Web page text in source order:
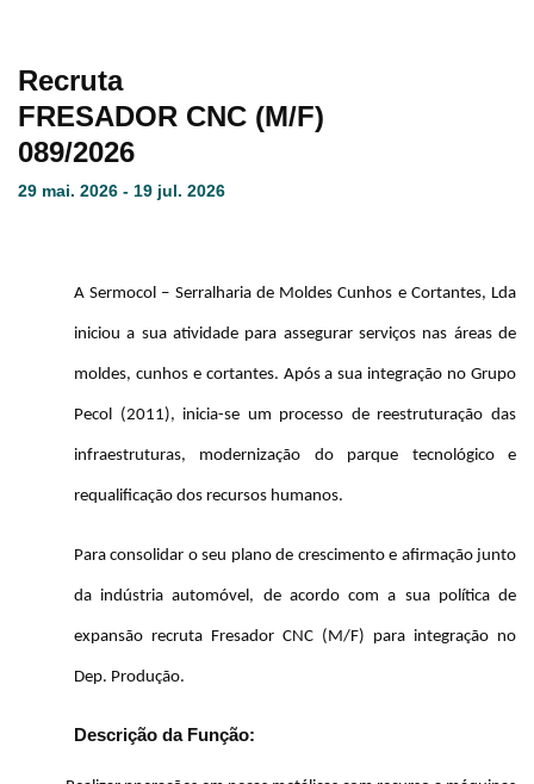
Recruta
FRESADOR CNC (M/F)
089/2026
29 mai. 2026 - 19 jul. 2026
A Sermocol – Serralharia de Moldes Cunhos e Cortantes, Lda
iniciou a sua atividade para assegurar serviços nas áreas de
moldes, cunhos e cortantes. Após a sua integração no Grupo
Pecol (2011), inicia-se um processo de reestruturação das
infraestruturas, modernização do parque tecnológico e
requalificação dos recursos humanos.
Para consolidar o seu plano de crescimento e afirmação junto
da indústria automóvel, de acordo com a sua política de
expansão recruta Fresador CNC (M/F) para integração no
Dep. Produção.
Descrição da Função: